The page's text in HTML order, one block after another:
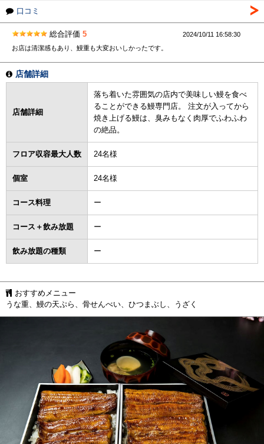
口コミ
総合評価 5
2024/10/11 16:58:30
お店は清潔感もあり、鰻重も大変おいしかったです。
店舗詳細
店舗詳細
落ち着いた雰囲気の店内で美味しい鰻を食べ
ることができる鰻専門店。 注文が入ってから
焼き上げる鰻は、臭みもなく肉厚でふわふわ
の絶品。
フロア収容最大人数 24名様
個室 24名様
コース料理 ー
コース＋飲み放題 ー
飲み放題の種類 ー
おすすめメニュー
うな重、鰻の天ぷら、骨せんべい、ひつまぶし、うざく